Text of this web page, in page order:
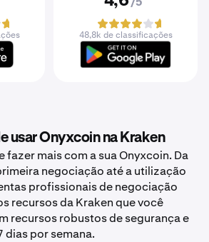
/5
48,8k de classificações
usar Onyxcoin na Kraken
fazer mais com a sua Onyxcoin. Da
negociação até a utilização
profissionais de negociação
recursos da Kraken que você
recursos robustos de segurança e
dias por semana.